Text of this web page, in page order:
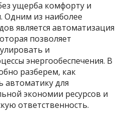
ущерба комфорту и
Одним из наиболее
является автоматизация
позволяет
и
энергообеспечения. В
разберем, как
автоматику для
экономии ресурсов и
ответственность.